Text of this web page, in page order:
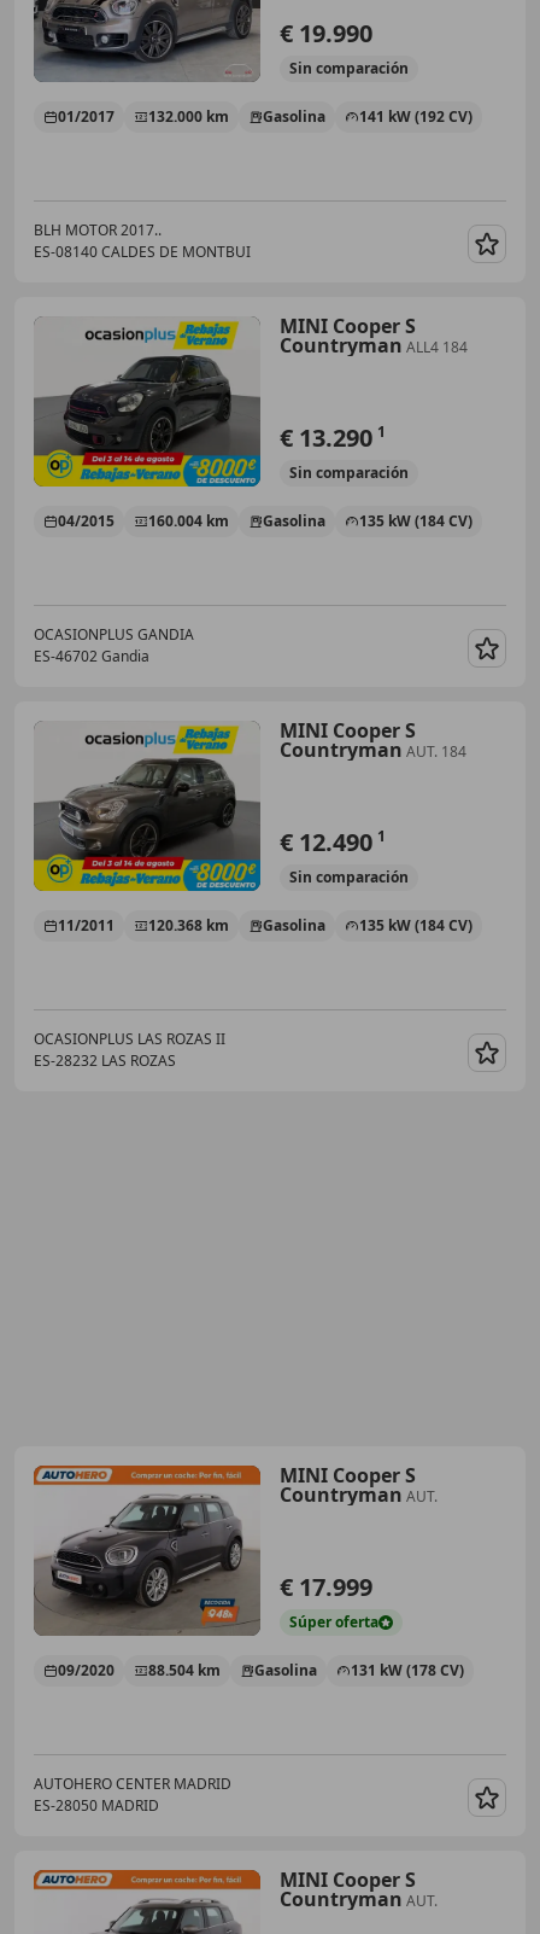
€ 19.990
Sin comparación
01/2017 132.000 km Gasolina 141 kW (192 CV)
BLH MOTOR 2017..
ES-08140 CALDES DE MONTBUI
MINI Cooper S
Countryman ALL4 184
€ 13.290 1
Sin comparación
04/2015 160.004 km Gasolina 135 kW (184 CV)
OCASIONPLUS GANDIA
ES-46702 Gandia
MINI Cooper S
Countryman AUT. 184
€ 12.490 1
Sin comparación
11/2011 120.368 km Gasolina 135 kW (184 CV)
OCASIONPLUS LAS ROZAS II
ES-28232 LAS ROZAS
MINI Cooper S
Countryman AUT.
€ 17.999
Súperoferta
09/2020 88.504 km Gasolina 131 kW (178 CV)
AUTOHERO CENTER MADRID
ES-28050 MADRID
MINI Cooper S
Countryman AUT.